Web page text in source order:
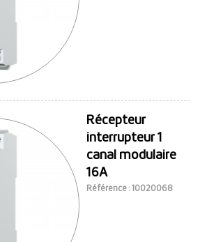
Récepteur
interrupteur 1
canal modulaire
16A
Référence : 10020068